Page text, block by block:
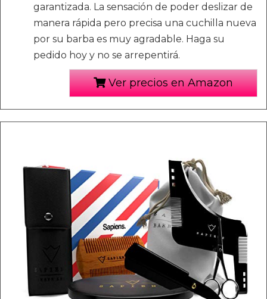
garantizada. La sensación de poder deslizar de
manera rápida pero precisa una cuchilla nueva
por su barba es muy agradable. Haga su
pedido hoy y no se arrepentirá.
Ver precios en Amazon